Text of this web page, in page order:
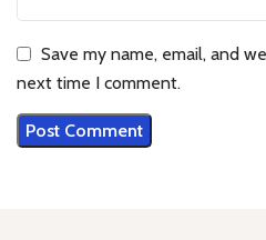
Save my name, email, and
next time I comment.